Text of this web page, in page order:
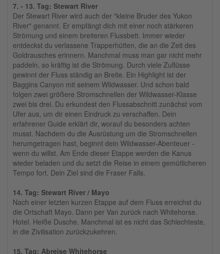
7. - 13. Tag: Stewart River
Der Stewart River wird auch der "kleine Bruder des Yukon
River" genannt. Er empfängt dich mit einer noch stärkeren
Strömung und einem breiteren Flussbett. Immer wieder
entdeckst du verlassene Trapperhütten, die an die Zeit des
Goldrausches erinnern. Manchmal muss man gar nicht mehr
paddeln, so kräftig ist die Strömung. Durch viele Zuflüsse
gewinnt der Fluss ständig an Breite. Ein Highlight ist der
Baggins Canyon mit seinem Wildwasser. Und schon bald
folgen zwei größere Stromschnellen der Wildwasser-Klasse
zwei bis drei. Du erkundest den Flussabschnitt zunächst vom
Ufer aus, um dir einen Eindruck zu verschaffen. Dein
erfahrener Guide erklärt dir, worauf du besonders achten
musst. Nachdem du die Ausrüstung um die Stromschnellen
herumgetragen hast, beginnt dein Wildwasser-Abenteuer -
wenn du willst. Am Ende dieser Etappe werden die Kanus
wieder beladen und du setzt die Reise in einem gemütlicheren
Tempo fort. Dein Ziel sind die Fraser Falls.
14. Tag: Stewart River / Mayo
Nach einer letzten kurzen Etappe auf dem Fluss erreichst du
die Ortschaft Mayo. Dann per Van zurück nach Whitehorse.
Hotel. Heiße Dusche. Manchmal ist es nicht das Schlechteste,
in die Zivilisation zurückzukehren.
15. Tag: Abreise Whitehorse